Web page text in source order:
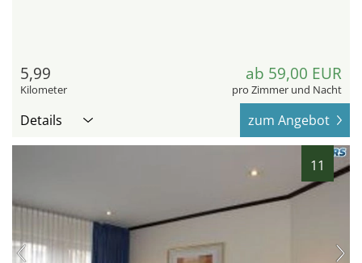
5,99
Kilometer
ab 59,00 EUR
pro Zimmer und Nacht
Details zum Angebot
11